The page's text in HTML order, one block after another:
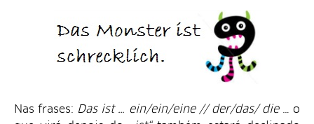
Nas frases: Das ist … ein/ein/eine // der/das/ die… o